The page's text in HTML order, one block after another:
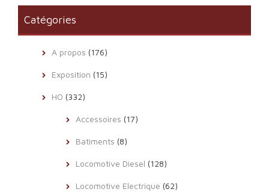
Catégories
A propos (176)
Exposition (15)
HO (332)
Accessoires (17)
Batiments (8)
Locomotive Diesel (128)
Locomotive Electrique (62)